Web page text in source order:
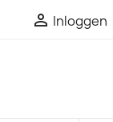
 Inloggen